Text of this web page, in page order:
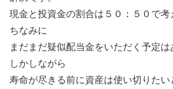
現金と投資金の割合は５０：５０で考
ちなみに
まだまだ疑似配当金をいただく予定は
しかしながら
寿命が尽きる前に資産は使い切りたい